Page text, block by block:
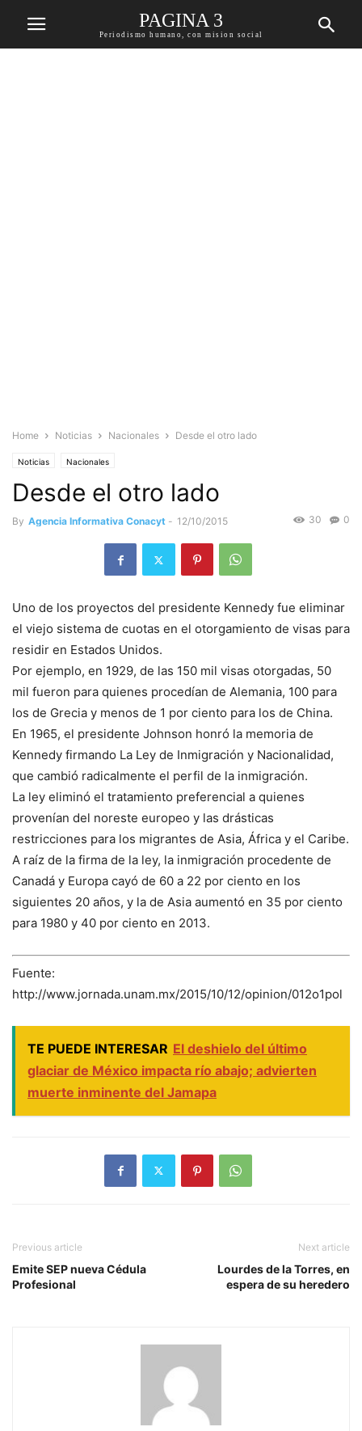
PAGINA 3
Periodismo humano, con mision social
Home Noticias Nacionales Desde el otro lado
Noticias Nacionales
Desde el otro lado
By Agencia Informativa Conacyt - 12/10/2015 0
30
Uno de los proyectos del presidente Kennedy fue eliminar
el viejo sistema de cuotas en el otorgamiento de visas para
residir en Estados Unidos.
Por ejemplo, en 1929, de las 150 mil visas otorgadas, 50
mil fueron para quienes procedían de Alemania, 100 para
los de Grecia y menos de 1 por ciento para los de China.
En 1965, el presidente Johnson honró la memoria de
Kennedy firmando La Ley de Inmigración y Nacionalidad,
que cambió radicalmente el perfil de la inmigración.
La ley eliminó el tratamiento preferencial a quienes
provenían del noreste europeo y las drásticas
restricciones para los migrantes de Asia, África y el Caribe.
A raíz de la firma de la ley, la inmigración procedente de
Canadá y Europa cayó de 60 a 22 por ciento en los
siguientes 20 años, y la de Asia aumentó en 35 por ciento
para 1980 y 40 por ciento en 2013.
Fuente:
http://www.jornada.unam.mx/2015/10/12/opinion/012o1pol
TE PUEDE INTERESAR El deshielo del último
glaciar de México impacta río abajo; advierten
muerte inminente del Jamapa
Previous article
Emite SEP nueva Cédula
Profesional
Next article
Lourdes de la Torres, en
espera de su heredero